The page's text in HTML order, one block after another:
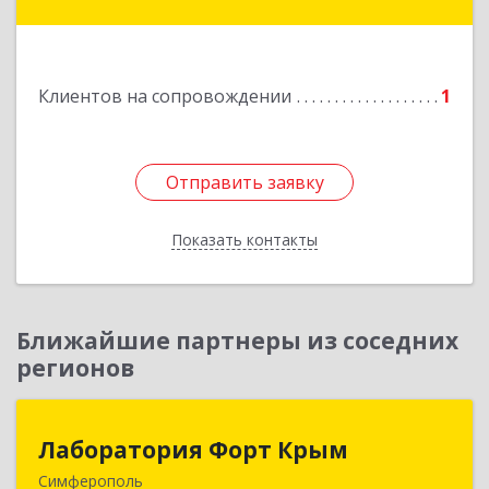
Клиентов на сопровождении 1
Отправить заявку
Показать контакты
Отправить заявку
Назад
Ближайшие партнеры из соседних
регионов
Лаборатория Форт Крым
Симферополь